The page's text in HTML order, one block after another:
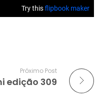
Próximo Post
edição 309